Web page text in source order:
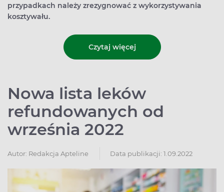
przypadkach należy zrezygnować z wykorzystywania
kosztywału.
Czytaj więcej
Nowa lista leków
refundowanych od
września 2022
Autor: Redakcja Apteline Data publikacji: 1.09.2022